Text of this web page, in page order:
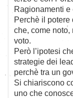
Ragionamenti
Perchè il
che, come noto,
voto.
Però l’ipotesi
strategie dei
perchè tra un
Si chiariscono
uno che